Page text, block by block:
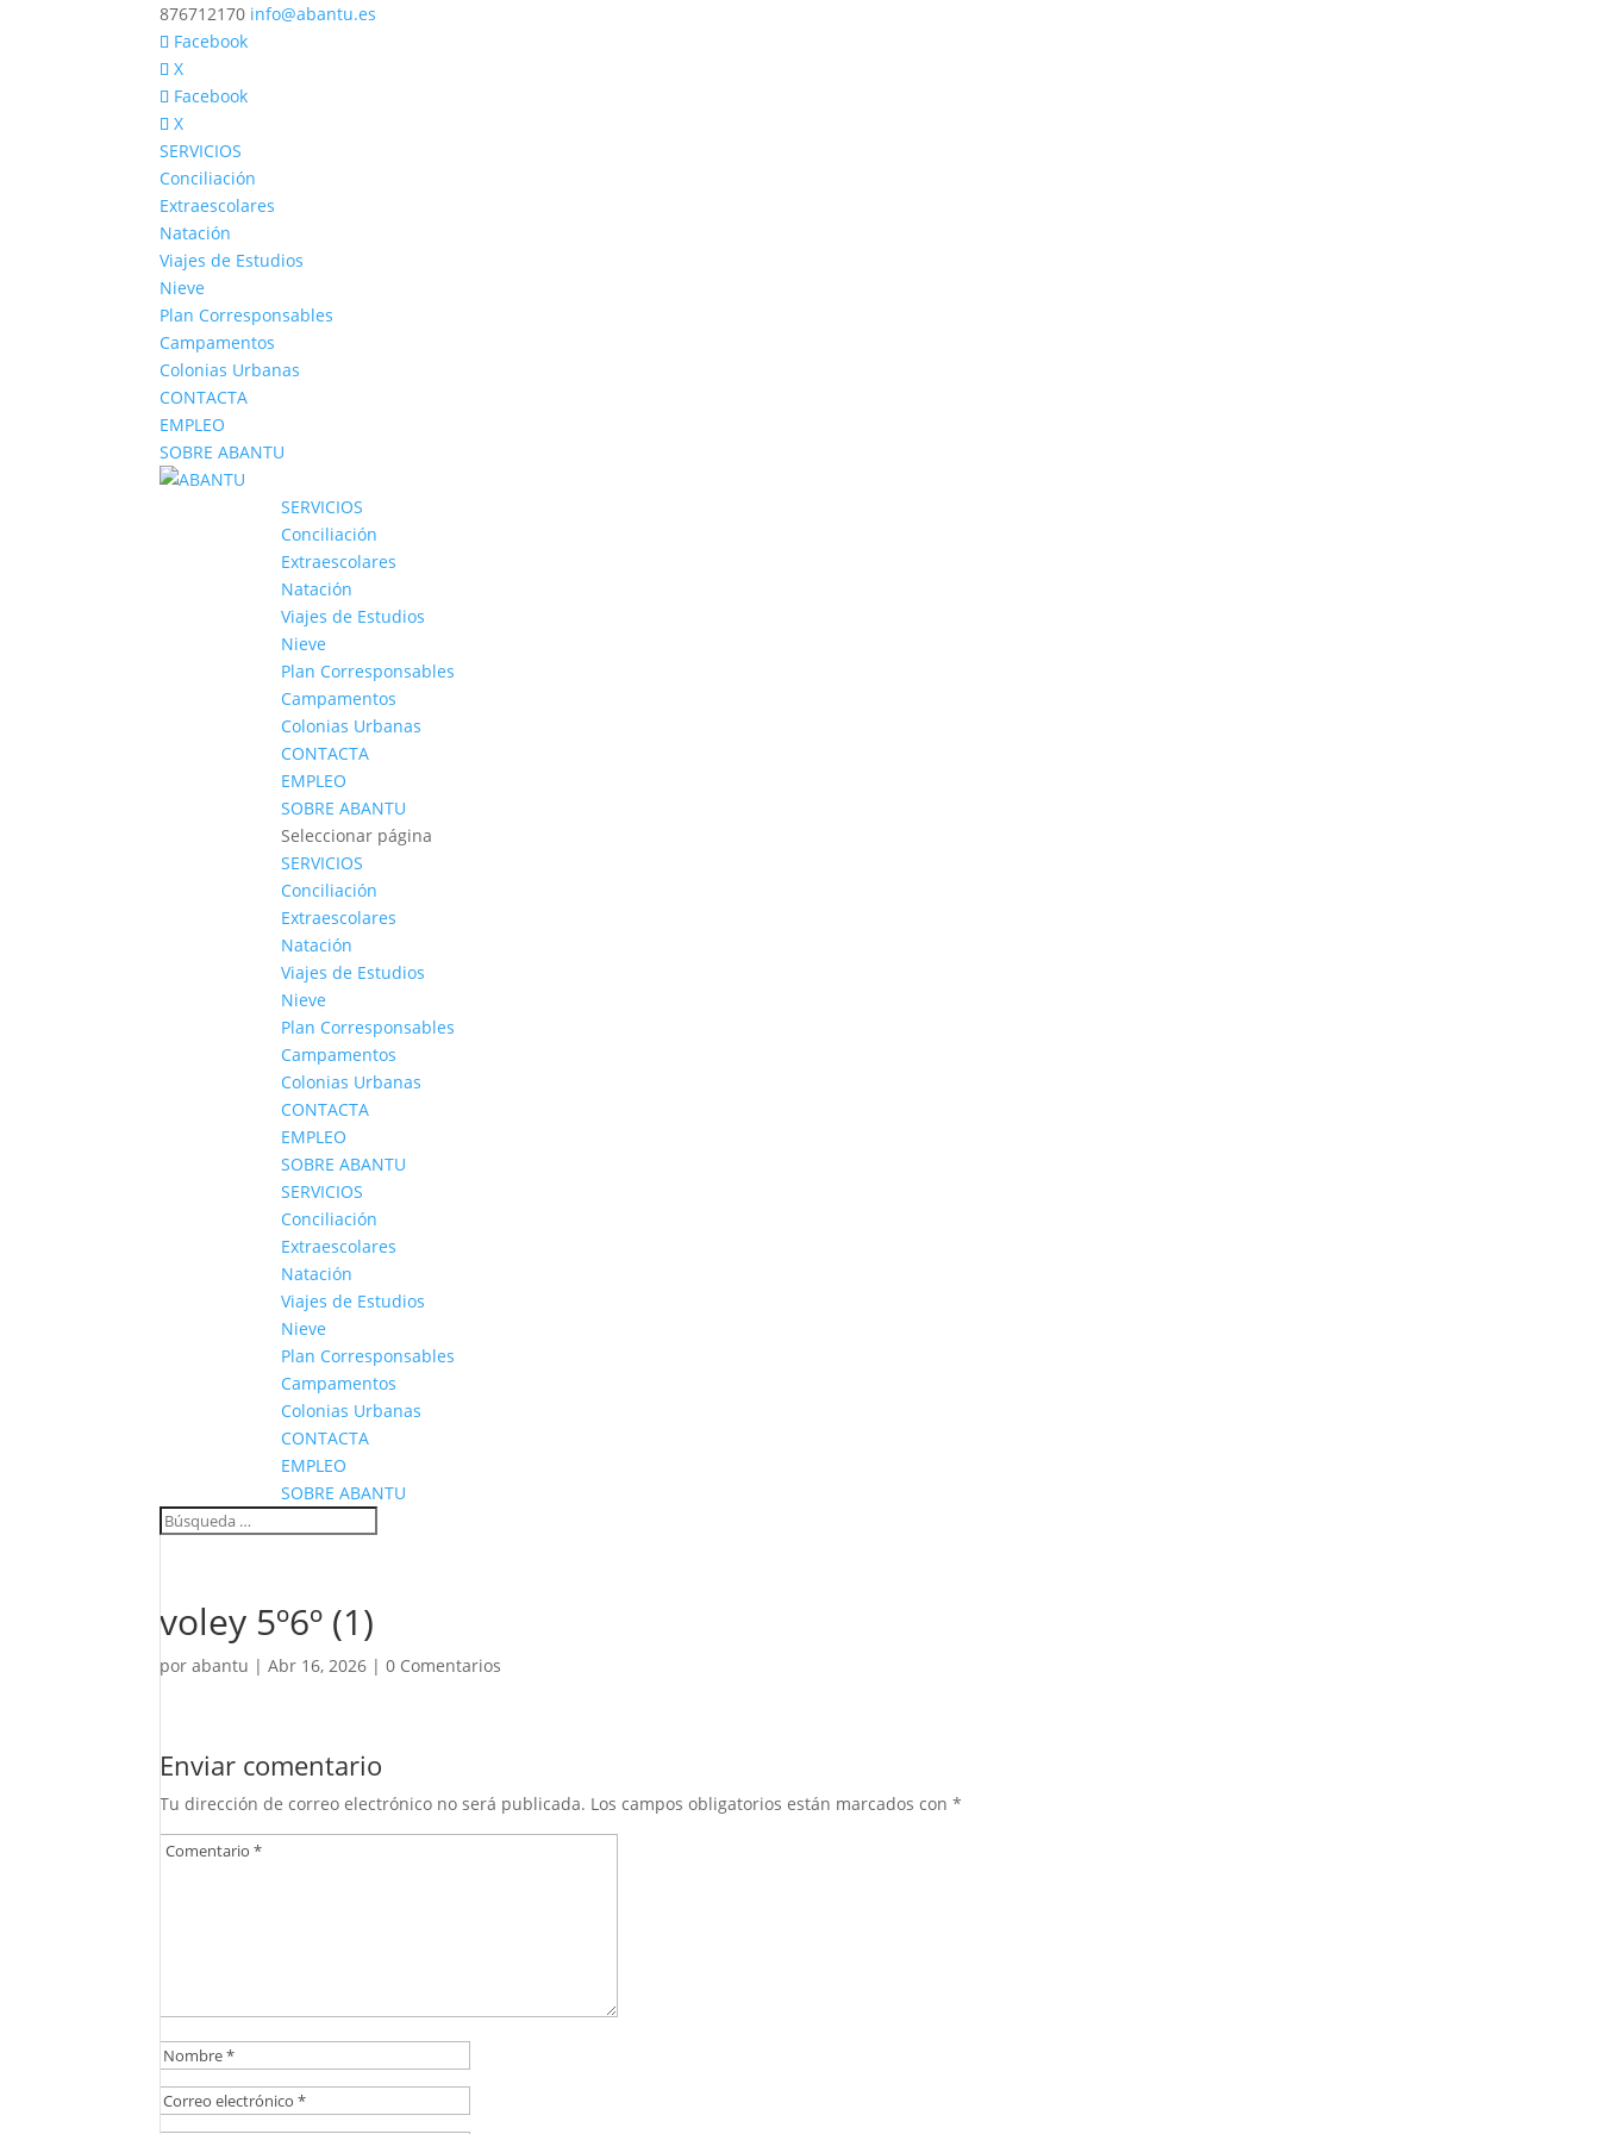
876712170 info@abantu.es
Facebook
X
Facebook
X
SERVICIOS
Conciliación
Extraescolares
Natación
Viajes de Estudios
Nieve
Plan Corresponsables
Campamentos
Colonias Urbanas
CONTACTA
EMPLEO
SOBRE ABANTU
SERVICIOS
Conciliación
Extraescolares
Natación
Viajes de Estudios
Nieve
Plan Corresponsables
Campamentos
Colonias Urbanas
CONTACTA
EMPLEO
SOBRE ABANTU
Seleccionar página
SERVICIOS
Conciliación
Extraescolares
Natación
Viajes de Estudios
Nieve
Plan Corresponsables
Campamentos
Colonias Urbanas
CONTACTA
EMPLEO
SOBRE ABANTU
SERVICIOS
Conciliación
Extraescolares
Natación
Viajes de Estudios
Nieve
Plan Corresponsables
Campamentos
Colonias Urbanas
CONTACTA
EMPLEO
SOBRE ABANTU
voley 5º6º (1)
porabantu |Abr 16, 2026 |0 Comentarios
Enviar comentario
Tu dirección de correo electrónico no será publicada. Los campos obligatorios están marcados con*